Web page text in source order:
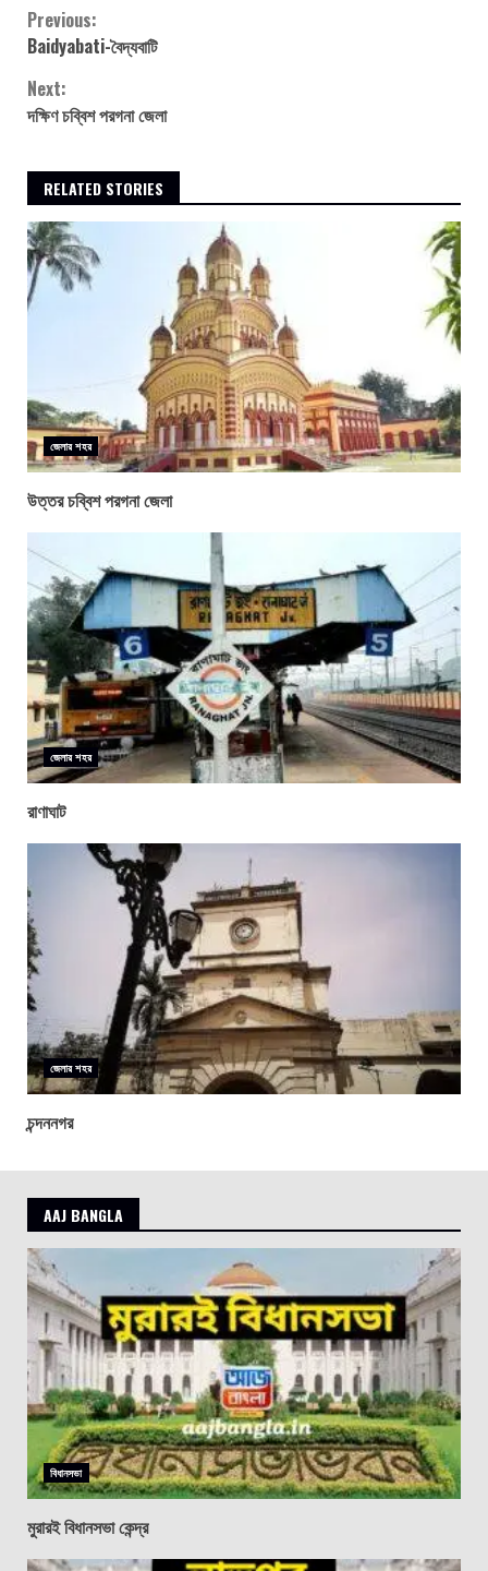
Continue
Reading
Previous:
Baidyabati-বৈদ্যবাটি
Next:
দক্ষিণ চব্বিশ পরগনা জেলা
RELATED STORIES
জেলার শহর
উত্তর চব্বিশ পরগনা জেলা
জেলার শহর
রাণাঘাট
জেলার শহর
চন্দননগর
AAJ BANGLA
বিধানসভা
মুরারই বিধানসভা কেন্দ্র